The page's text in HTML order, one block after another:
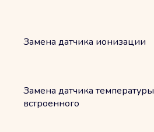
Замена датчика ионизации
Замена датчика температуры
встроенного